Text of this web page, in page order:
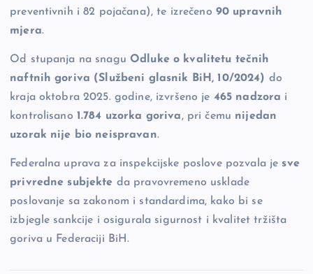
preventivnih i 82 pojačana), te izrečeno 90 upravnih
mjera.
Od stupanja na snagu Odluke o kvalitetu tečnih
naftnih goriva (Službeni glasnik BiH, 10/2024) do
kraja oktobra 2025. godine, izvršeno je 465 nadzora i
kontrolisano 1.784 uzorka goriva, pri čemu nijedan
uzorak nije bio neispravan.
Federalna uprava za inspekcijske poslove pozvala je sve
privredne subjekte da pravovremeno usklade
poslovanje sa zakonom i standardima, kako bi se
izbjegle sankcije i osigurala sigurnost i kvalitet tržišta
goriva u Federaciji BiH.